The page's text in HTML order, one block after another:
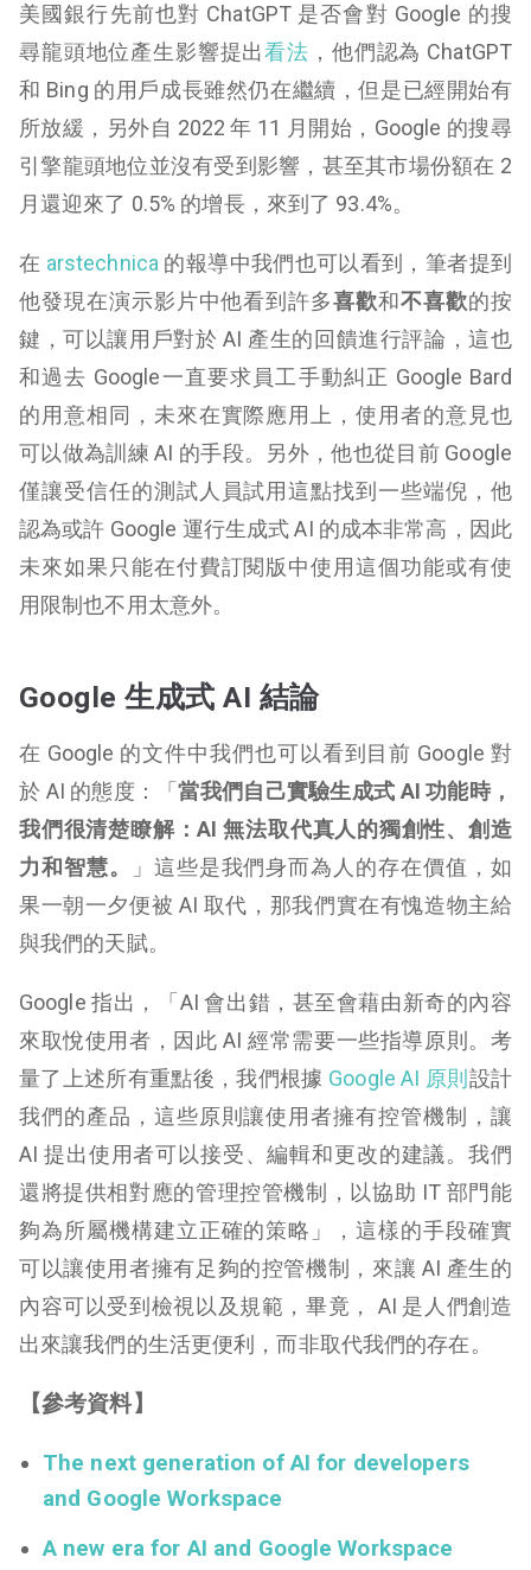
美國銀行先前也對 ChatGPT 是否會對 Google 的搜
尋龍頭地位產生影響提出看法 ，他們認為 ChatGPT
和 Bing 的用戶成長雖然仍在繼續，但是已經開始有
所放緩，另外自 2022 年 11 月開始，Google 的搜尋
引擎龍頭地位並沒有受到影響，甚至其市場份額在 2
月還迎來了 0.5% 的增長，來到了 93.4%。
在 arstechnica 的報導中我們也可以看到，筆者提到
他發現在演示影片中他看到許多喜歡和不喜歡的按
鍵，可以讓用戶對於 AI 產生的回饋進行評論，這也
和過去 Google一直要求員工手動糾正 Google Bard
的用意相同，未來在實際應用上，使用者的意見也
可以做為訓練 AI 的手段。另外，他也從目前 Google
僅讓受信任的測試人員試用這點找到一些端倪，他
認為或許 Google 運行生成式 AI 的成本非常高，因此
未來如果只能在付費訂閱版中使用這個功能或有使
用限制也不用太意外。
Google 生成式 AI 結論
在 Google 的文件中我們也可以看到目前 Google 對
於 AI 的態度：「當我們自己實驗生成式 AI 功能時，
我們很清楚瞭解：AI 無法取代真人的獨創性、創造
力和智慧。
」這些是我們身而為人的存在價值，如
果一朝一夕便被 AI 取代，那我們實在有愧造物主給
與我們的天賦。
Google 指出，「AI 會出錯，甚至會藉由新奇的內容
來取悅使用者，因此 AI 經常需要一些指導原則。考
量了上述所有重點後，我們根據 Google AI 原則 設計
我們的產品，這些原則讓使用者擁有控管機制，讓
AI 提出使用者可以接受、編輯和更改的建議。我們
還將提供相對應的管理控管機制，以協助 IT 部門能
夠為所屬機構建立正確的策略」，這樣的手段確實
可以讓使用者擁有足夠的控管機制，來讓 AI 產生的
內容可以受到檢視以及規範，畢竟， AI 是人們創造
出來讓我們的生活更便利，而非取代我們的存在。
【參考資料】
The next generation of AI for developers
and Google Workspace
A new era for AI and Google Workspace